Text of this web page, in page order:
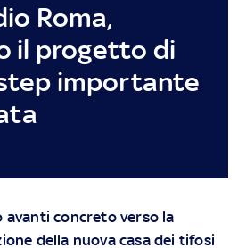
Roma,
il progetto di
importante
avanti concreto verso la
della nuova casa dei tifosi